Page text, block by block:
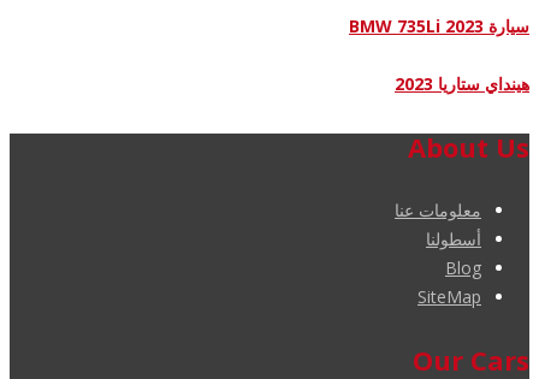
سيارة BMW 735Li 2023
هينداي ستاريا 2023
About Us
معلومات عنا
أسطولنا
Blog
SiteMap
Our Cars